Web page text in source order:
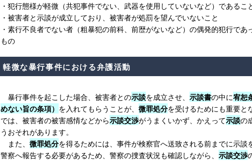
・犯行態様が軽微（共犯事件でない、武器を使用していないなど）であるこ
・被害者と示談が成立しており、被害者が処罰を望んでいないこと
・素行不良者でない者（粗暴犯の前科、前歴がないなど）の偶発的犯行であ
もの
軽微な暴行事件における弁護活動
暴行事件を起こした場合、被害者との示談を成立させ、 示談書の中に宥恕
めない旨の条項） を入れてもらうことが、 微罪処分を受けるためにも重要と
では、被害者の被害感情などから示談交渉がうまくいかず、かえって示談の
うおそれがあります。
また、 微罪処分を得るためには、事件が検察官へ送致される前までに示談
警察へ報告する必要があるため、警察の捜査状況も確認しながら、 示談交渉